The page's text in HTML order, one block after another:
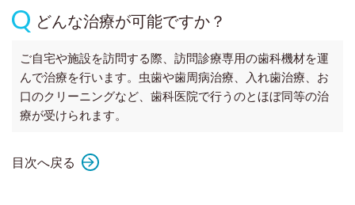
どんな治療が可能ですか？
ご自宅や施設を訪問する際、訪問診療専用の歯科機材を運
んで治療を行います。虫歯や歯周病治療、入れ歯治療、お
口のクリーニングなど、歯科医院で行うのとほぼ同等の治
療が受けられます。
目次へ戻る